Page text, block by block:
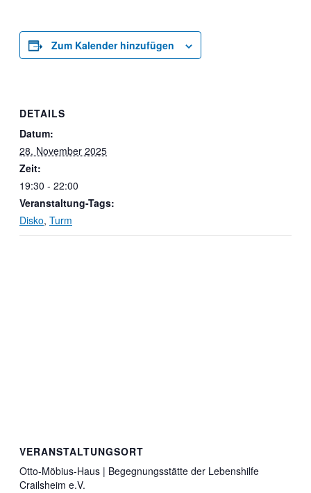
Zum Kalender hinzufügen
DETAILS
Datum:
28. November 2025
Zeit:
19:30 - 22:00
Veranstaltung-Tags:
Disko, Turm
VERANSTALTUNGSORT
Otto-Möbius-Haus | Begegnungsstätte der Lebenshilfe
Crailsheim e.V.